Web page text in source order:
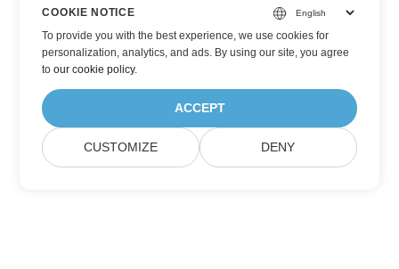
COOKIE NOTICE
To provide you with the best experience, we use cookies for
personalization, analytics, and ads. By using our site, you agree
toour cookie policy.
ACCEPT
CUSTOMIZE DENY